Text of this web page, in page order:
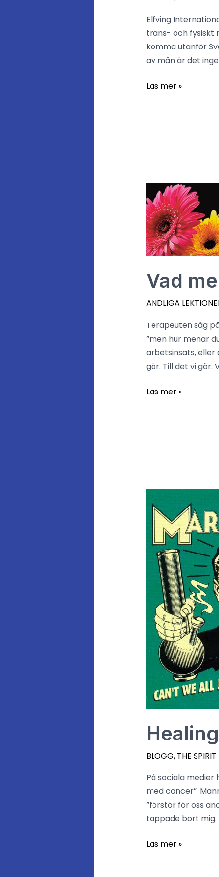
Elfving
trans- och fysiskt
komma utanför
av män är det
Läs mer »
Vad
ANDLIGA
Terapeuten såg
”men hur menar
arbetsinsats, eller
gör. Till det vi gör.
Vad
mediumskap
är
och
inte
är
Läs mer »
BLOGG, THE
På sociala medier
med cancer”.
”förstör för oss
tappade bort mig.
etik
Läs mer »